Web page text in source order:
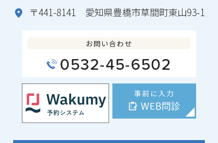
〒441-8141 愛知県豊橋市草間町東山93-1
お問い合わせ
0532-45-6502
事前に入力
WEB問診